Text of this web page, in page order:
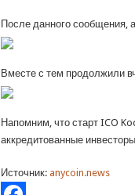
После данного сообщения,
Вместе с тем продолжили
Напомним, что старт ICO
аккредитованные
Источник:anycoin.news